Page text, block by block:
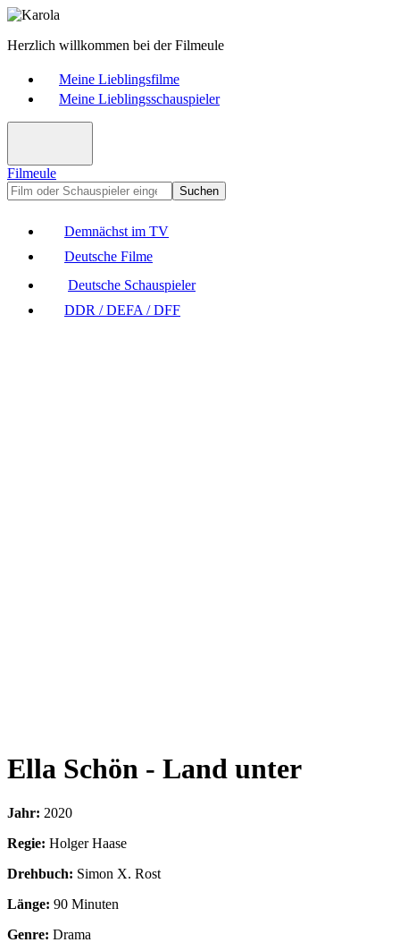
Herzlich willkommen bei der Filmeule
Meine Lieblingsfilme
Meine Lieblingsschauspieler
Filmeule
Suchen
Demnächst im TV
Deutsche Filme
Deutsche Schauspieler
DDR / DEFA / DFF
Ella Schön - Land unter
Jahr: 2020
Regie: Holger Haase
Drehbuch: Simon X. Rost
Länge: 90 Minuten
Genre: Drama